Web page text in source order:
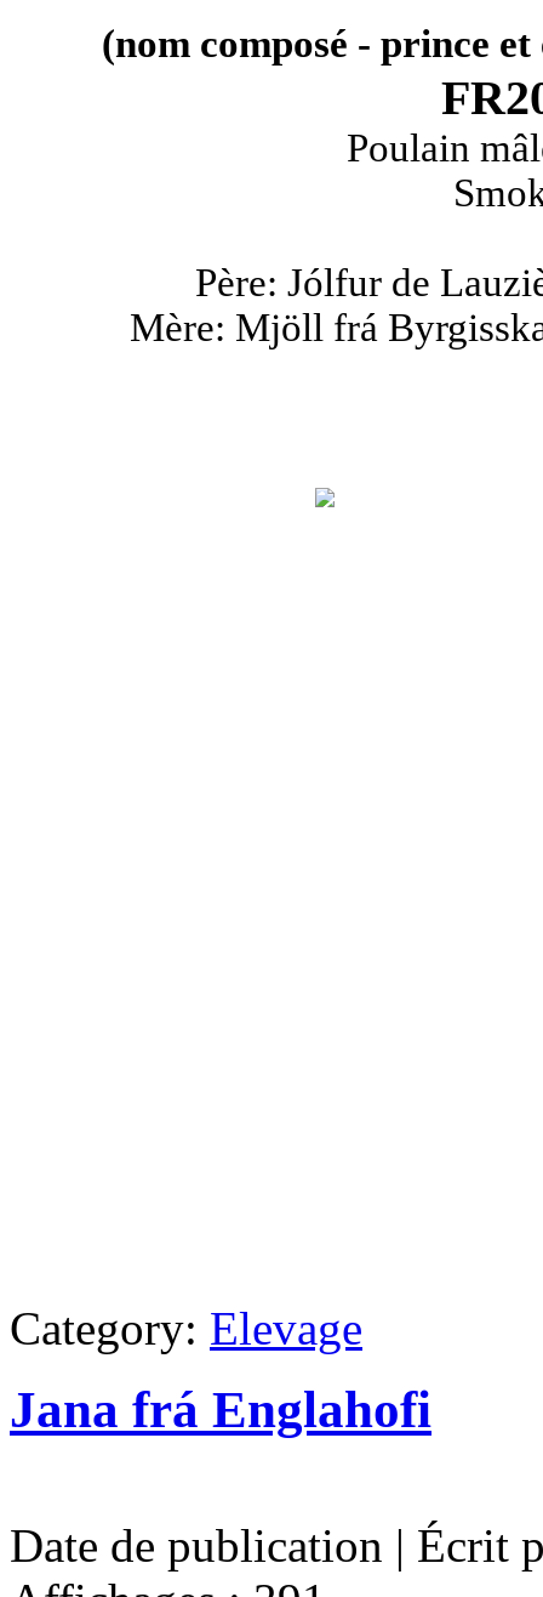
(nom composé - prince
Poulain
Père: Jólfur de
Mère: Mjöll frá
Category: Elevage
Jana frá Englahofi
Date de publication | Écrit